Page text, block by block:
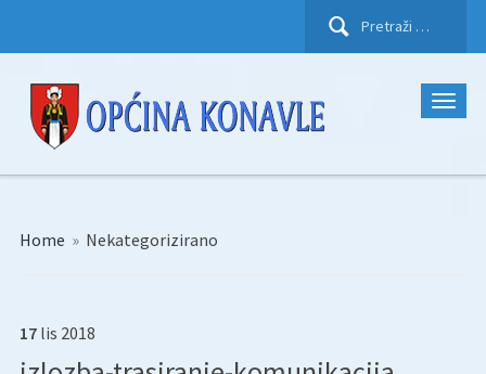
Pretraži:
Home » Nekategorizirano
17 lis 2018